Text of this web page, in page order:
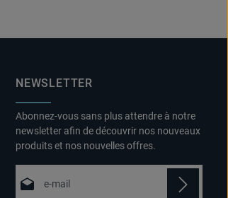
NEWSLETTER
Abonnez-vous sans plus attendre à notre
newsletter afin de découvrir nos nouveaux
produits et nos nouvelles offres.